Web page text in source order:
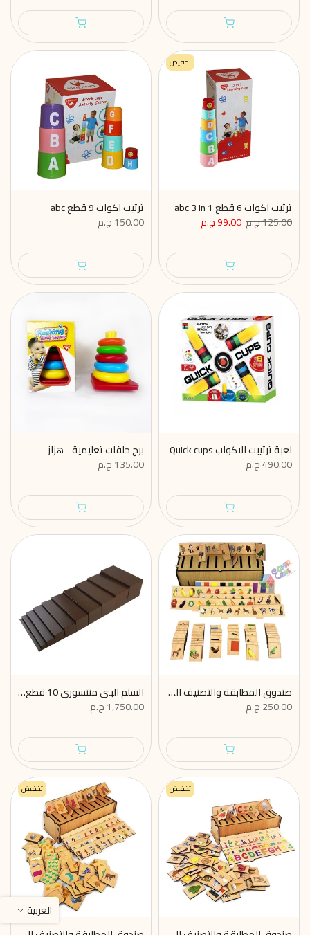
تخفيض
ترتيب اكواب 6 قطع abc 3 in 1
125.00 ج.م
99.00 ج.م
ترتيب اكواب 9 قطع abc
150.00 ج.م
لعبة ترتيبت الاكواب Quick cups
490.00 ج.م
برج حلقات تعليمية - هزاز
135.00 ج.م
صندوق المطابقة والتصنيف الخشبي ( 2 - 5 سنوات) _ حيوانات، طيور، فاكهة، خضار، واشكال
250.00 ج.م
السلم البني منتسوري 10 قطع خشب - ألعاب منتسوري حسية للأطفال
1,750.00 ج.م
تخفيض تخفيض
العربية